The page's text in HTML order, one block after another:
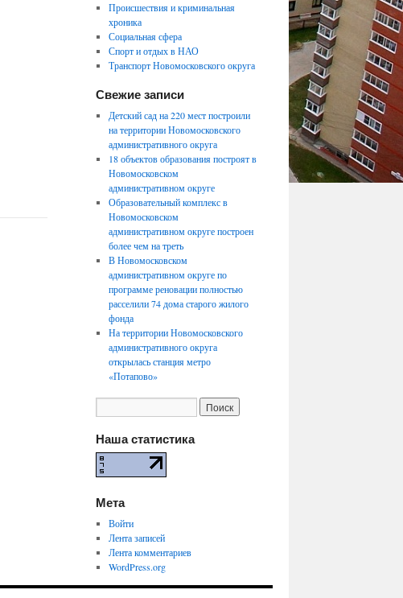
Происшествия и криминальная
хроника
Социальная сфера
Спорт и отдых в НАО
Транспорт Новомосковского округа
Свежие записи
Детский сад на 220 мест построили
на территории Новомосковского
административного округа
18 объектов образования построят в
Новомосковском
административном округе
Образовательный комплекс в
Новомосковском
административном округе построен
более чем на треть
В Новомосковском
административном округе по
программе реновации полностью
расселили 74 дома старого жилого
фонда
На территории Новомосковского
административного округа
открылась станция метро
«Потапово»
Наша статистика
Мета
Войти
Лента записей
Лента комментариев
WordPress.org